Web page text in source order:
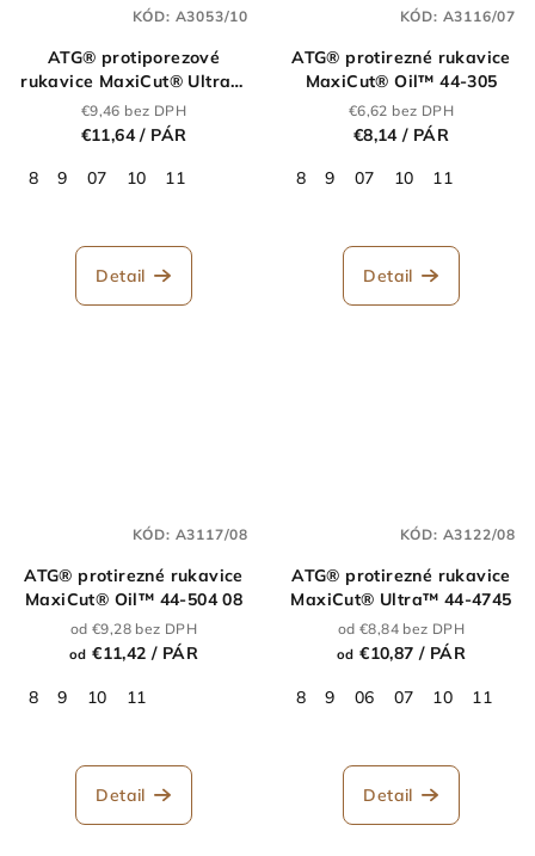
ATG® protiporezové
rukavice MaxiCut® Ultra™
44-5745E AD-APT®
€9,46 bez DPH
€11,64/ PÁR
8
9 07 10 11
Detail
KÓD: A3053/10
ATG® protirezné rukavice
MaxiCut® Oil™ 44-305
€6,62 bez DPH
€8,14/ PÁR
8
9 07 10 11
Detail
KÓD: A3116/07
ATG® protirezné rukavice
MaxiCut® Oil™ 44-504 08
od €9,28 bez DPH
od €11,42 / PÁR
8 9 10 11
Detail
KÓD: A3117/08
ATG® protirezné rukavice
MaxiCut® Ultra™ 44-4745
od €8,84 bez DPH
od €10,87 / PÁR
8 9 06 07 10 11
Detail
KÓD: A3122/08